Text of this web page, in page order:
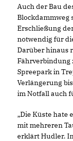
Auch der Bau
Blockdammweg
Erschließung
notwendig für
Darüber hinaus
Fährverbindung
Spreepark in
Verlängerung
im Notfall auch
Die Küste hate
mit mehreren
erklärt Hudler.